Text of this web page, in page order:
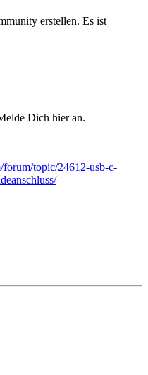
erstellen. Es ist
Dich hier an.
topic/24612-usb-c-